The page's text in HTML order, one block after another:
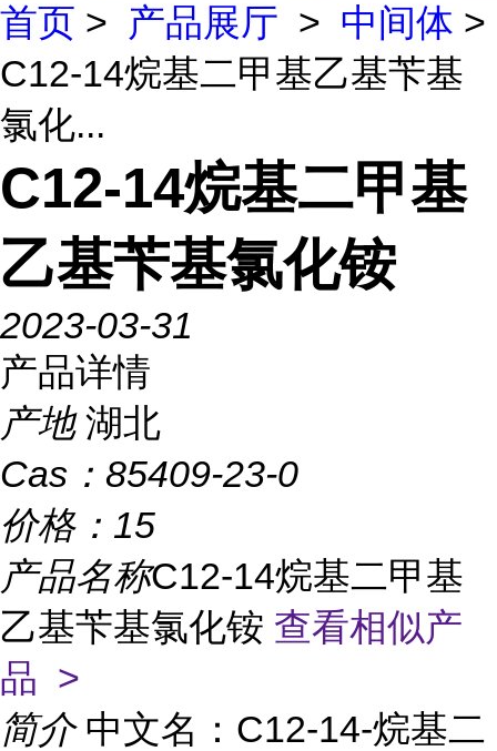
首页 > 产品展厅 > 中间体 >
C12-14烷基二甲基乙基苄基
氯化...
C12-14烷基二甲基
乙基苄基氯化铵
2023-03-31
产品详情
产地 湖北
Cas： 85409-23-0
价格： 15
产品名称C12-14烷基二甲基
乙基苄基氯化铵 查看相似产
品 >
简介 中文名：C12-14-烷基二